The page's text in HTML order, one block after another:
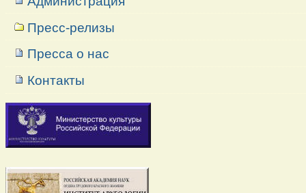
Пресс-релизы
Пресса о нас
Контакты